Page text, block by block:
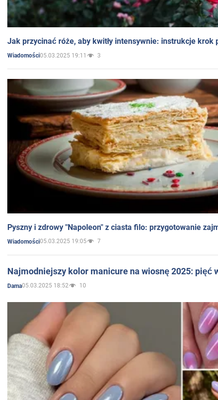
Jak przycinać róże, aby kwitły intensywnie: instrukcje krok
Wiadomości05.03.2025 19:11 3
Pyszny i zdrowy "Napoleon" z ciasta filo: przygotowanie
Wiadomości05.03.2025 19:05 7
Najmodniejszy kolor manicure na wiosnę 2025: pięć
Dama05.03.2025 18:52 10